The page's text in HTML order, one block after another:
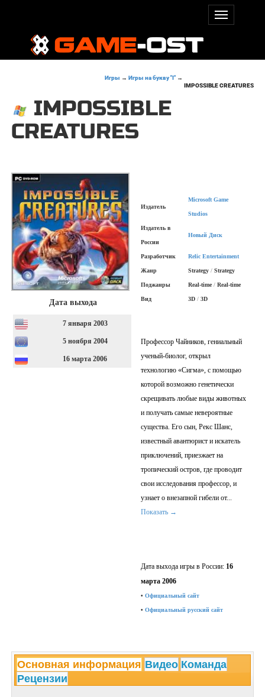
Игры → Игры на букву "I"→
IMPOSSIBLE CREATURES
IMPOSSIBLE
CREATURES
Дата выхода
7 января 2003
5 ноября 2004
16 марта 2006
Издатель
Microsoft Game
Studios
Издатель в
России
Новый Диск
Разработчик Relic Entertainment
Жанр Strategy/ Strategy
Поджанры Real-time/ Real-time
Вид 3D/ 3D
Профессор Чайников, гениальный
ученый-биолог, открыл
технологию «Сигма», с помощью
которой возможно генетически
скрещивать любые виды животных
и получать самые невероятные
существа. Его сын, Рекс Шанс,
известный авантюрист и искатель
приключений, приезжает на
тропический остров, где проводит
свои исследования профессор, и
узнает о внезапной гибели от...
Показать →
Дата выхода игры в России: 16
марта 2006
•Официальный сайт
•Официальный русский сайт
Основная информация Видео Команда
Рецензии